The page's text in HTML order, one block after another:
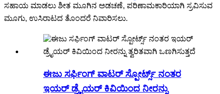
ಸಹಾಯ ಮಾಡಲು ಶೀತ ಮೂಗಿನ ಅಡಚಣೆ, ಪರಿಣಾಮಕಾರಿಯಾಗಿ ಸ್ರವಿಸುವ
ಮೂಗು, ಉಸಿರಾಟದ ತೊಂದರೆ ನಿವಾರಿಸಲು.
ಈಜು ಸರ್ಫಿಂಗ್ ವಾಟರ್ ಸ್ಪೋರ್ಟ್ಸ್ ನಂತರ
ಇಯರ್ ಡ್ರೈಯರ್ ಕಿವಿಯಿಂದ ನೀರನ್ನು